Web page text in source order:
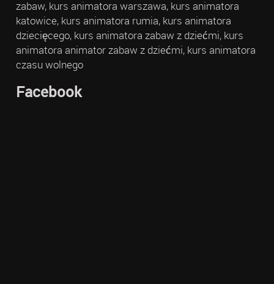
zabaw, kurs animatora warszawa, kurs animatora
katowice, kurs animatora rumia, kurs animatora
dziecięcego, kurs animatora zabaw z dziećmi, kurs
animatora animator zabaw z dziećmi, kurs animatora
czasu wolnego
Facebook